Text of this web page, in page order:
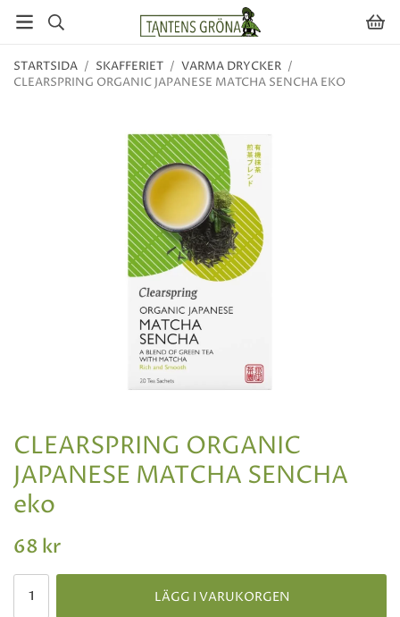
STARTSIDA / SKAFFERIET / VARMA DRYCKER /
CLEARSPRING ORGANIC JAPANESE MATCHA SENCHA EKO
CLEARSPRING ORGANIC
JAPANESE MATCHA SENCHA
eko
68 kr
LÄGG I VARUKORGEN